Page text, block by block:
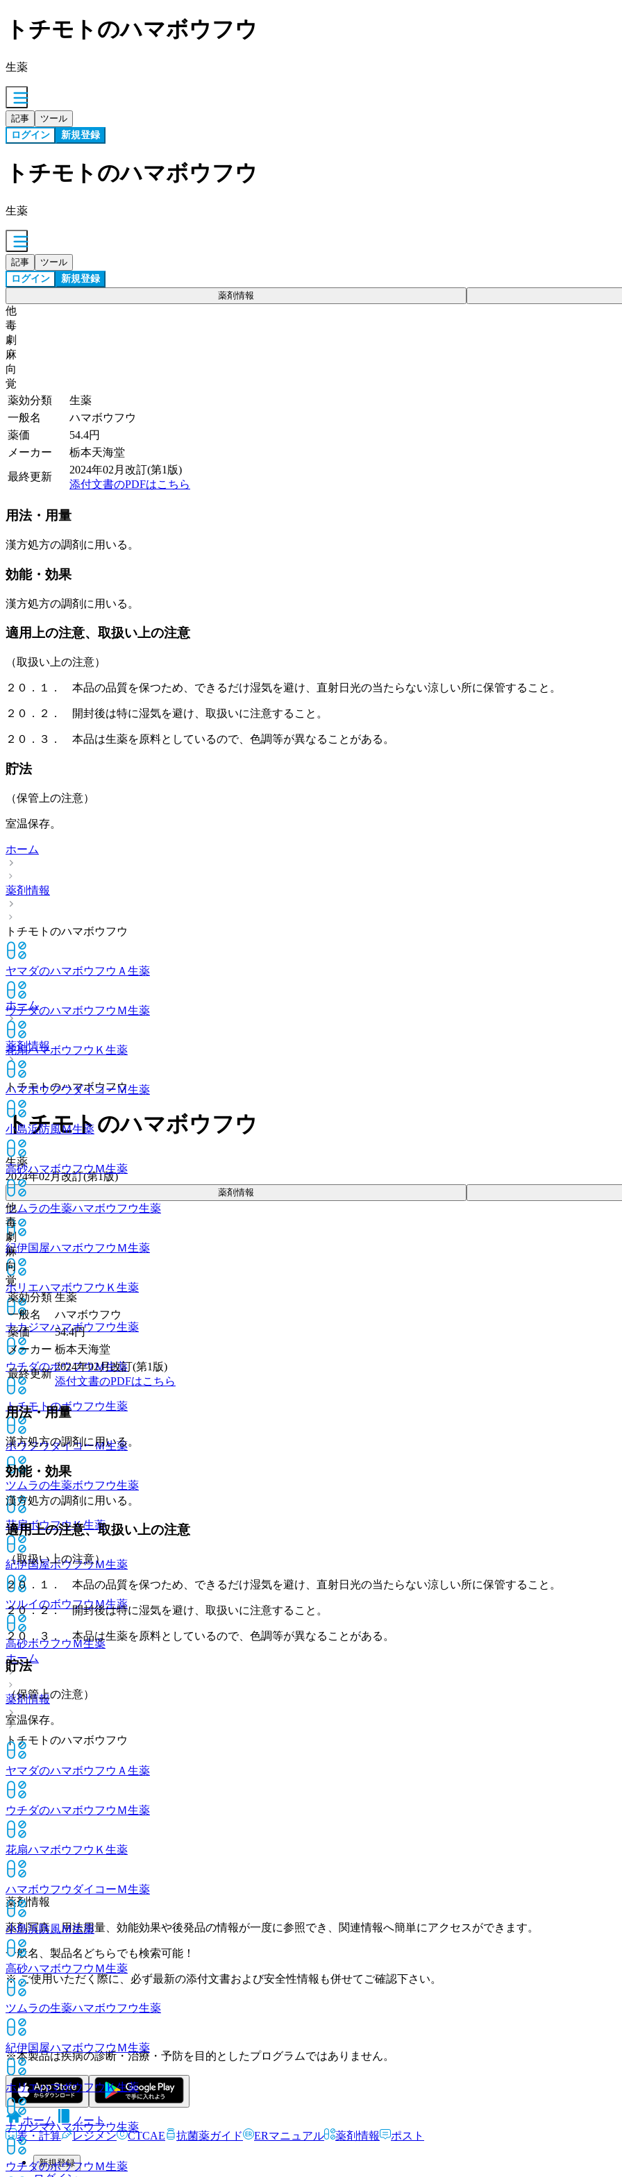
トチモトのハマボウフウ
生薬
記事 ツール
ログイン 新規登録
トチモトのハマボウフウ
生薬
記事 ツール
ログイン 新規登録
薬剤情報
他
毒
劇
麻
向
覚
薬効分類
生薬
一般名
ハマボウフウ
薬価
54.4円
メーカー
栃本天海堂
最終更新
2024年02月改訂(第1版)
添付文書のPDFはこちら
用法・用量
漢方処方の調剤に用いる。
効能・効果
漢方処方の調剤に用いる。
適用上の注意、取扱い上の注意
（取扱い上の注意）
２０．１． 本品の品質を保つため、できるだけ湿気を避け、直射日光の当たらない涼しい所に保管すること。
２０．２． 開封後は特に湿気を避け、取扱いに注意すること。
２０．３． 本品は生薬を原料としているので、色調等が異なることがある。
貯法
（保管上の注意）
室温保存。
ホーム
薬剤情報
トチモトのハマボウフウ
ヤマダのハマボウフウＡ 生薬
ウチダのハマボウフウＭ生薬
花扇ハマボウフウＫ 生薬
ハマボウフウダイコーＭ生薬
小島浜防風Ｍ生薬
高砂ハマボウフウＭ生薬
ツムラの生薬ハマボウフウ生薬
紀伊国屋ハマボウフウＭ生薬
ホリエハマボウフウＫ 生薬
ナカジマハマボウフウ生薬
ウチダのボウフウＭ生薬
トチモトのボウフウ生薬
ボウフウダイコーＭ生薬
ツムラの生薬ボウフウ生薬
花扇ボウフウＫ生薬
紀伊国屋ボウフウＭ生薬
ツルイのボウフウＭ生薬
高砂ボウフウＭ生薬
ホーム
薬剤情報
トチモトのハマボウフウ
ホーム
薬剤情報
トチモトのハマボウフウ
トチモトのハマボウフウ
生薬
2024年02月改訂(第1版)
薬剤情報
他
毒
劇
麻
向
覚
薬効分類 生薬
一般名
ハマボウフウ
薬価
54.4円
メーカー 栃本天海堂
最終更新
2024年02月改訂(第1版)
添付文書のPDFはこちら
用法・用量
漢方処方の調剤に用いる。
効能・効果
漢方処方の調剤に用いる。
適用上の注意、取扱い上の注意
（取扱い上の注意）
２０．１． 本品の品質を保つため、できるだけ湿気を避け、直射日光の当たらない涼しい所に保管すること。
２０．２． 開封後は特に湿気を避け、取扱いに注意すること。
２０．３． 本品は生薬を原料としているので、色調等が異なることがある。
貯法
（保管上の注意）
室温保存。
ヤマダのハマボウフウＡ 生薬
ウチダのハマボウフウＭ生薬
花扇ハマボウフウＫ 生薬
ハマボウフウダイコーＭ生薬
小島浜防風Ｍ生薬
高砂ハマボウフウＭ生薬
ツムラの生薬ハマボウフウ生薬
紀伊国屋ハマボウフウＭ生薬
ホリエハマボウフウＫ生薬
ナカジマハマボウフウ生薬
ウチダのボウフウＭ生薬
薬剤情報
薬剤写真、用法用量、効能効果や後発品の情報が一度に参照でき、関連情報へ簡単にアクセスができます。
一般名、製品名どちらでも検索可能！
※ ご使用いただく際に、必ず最新の添付文書および安全性情報も併せてご確認下さい。
※本製品は疾病の診断・治療・予防を目的としたプログラムではありません。
ホーム
ノート
表・計算
レジメン CTCAE 抗菌薬ガイド ERマニュアル 薬剤情報 ポスト
新規登録